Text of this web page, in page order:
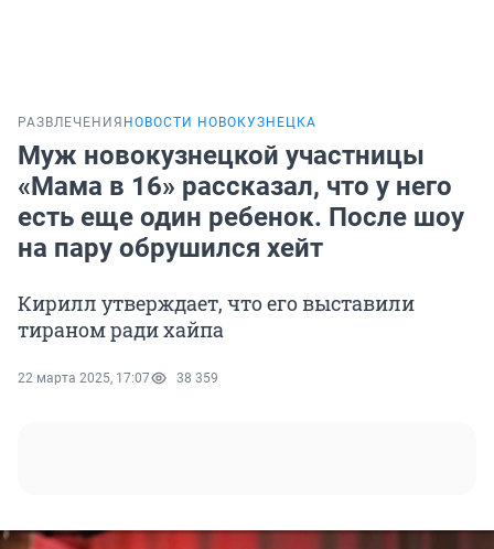
РАЗВЛЕЧЕНИЯ НОВОСТИ НОВОКУЗНЕЦКА
Муж новокузнецкой участницы
«Мама в 16» рассказал, что у него
есть еще один ребенок. После шоу
на пару обрушился хейт
Кирилл утверждает, что его выставили
тираном ради хайпа
22 марта 2025, 17:07 38 359